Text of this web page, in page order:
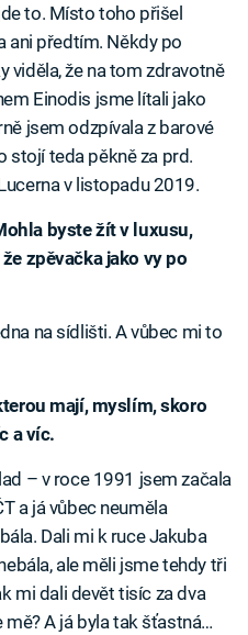
to. Místo toho přišel
ani předtím. Někdy po
viděla, že na tom zdravotně
Einodis jsme lítali jako
jsem odzpívala z barové
stojí teda pěkně za prd.
v listopadu 2019.
byste žít v luxusu,
zpěvačka jako vy po
na sídlišti. A vůbec mi to
mají, myslím, skoro
a víc.
– v roce 1991 jsem začala
a já vůbec neuměla
Dali mi k ruce Jakuba
ale měli jsme tehdy tři
mi dali devět tisíc za dva
A já byla tak šťastná…